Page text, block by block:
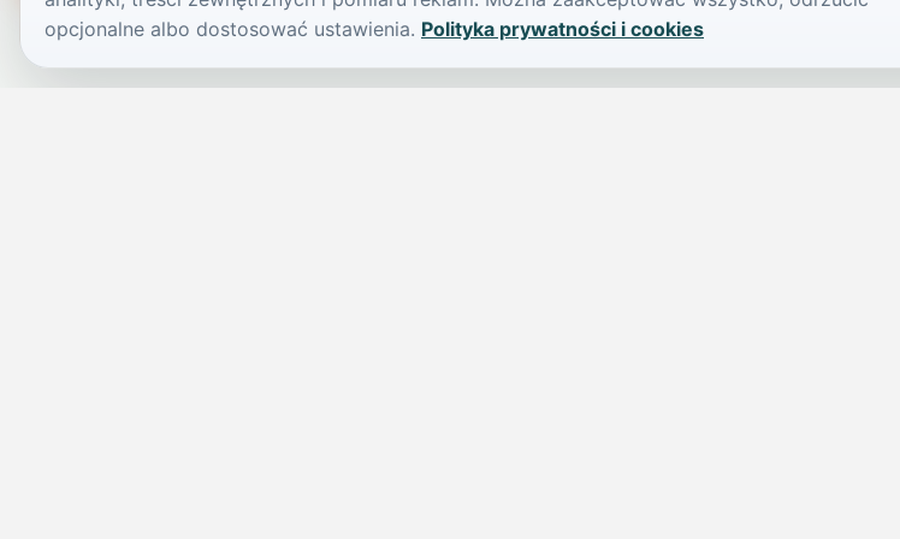
opcjonalne albo dostosować ustawienia. Polityka prywatności i cookies